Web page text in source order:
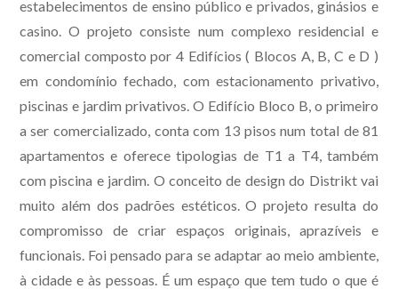
estabelecimentos de ensino público e privados, ginásios e
casino. O projeto consiste num complexo residencial e
comercial composto por 4 Edifícios ( Blocos A, B, C e D )
em condomínio fechado, com estacionamento privativo,
piscinas e jardim privativos. O Edifício Bloco B, o primeiro
a ser comercializado, conta com 13 pisos num total de 81
apartamentos e oferece tipologias de T1 a T4, também
com piscina e jardim. O conceito de design do Distrikt vai
muito além dos padrões estéticos. O projeto resulta do
compromisso de criar espaços originais, aprazíveis e
funcionais. Foi pensado para se adaptar ao meio ambiente,
à cidade e às pessoas. É um espaço que tem tudo o que é